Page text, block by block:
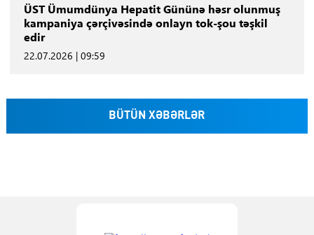
ÜST Ümumdünya Hepatit Gününə həsr olunmuş
kampaniya çərçivəsində onlayn tok-şou təşkil
edir
22.07.2026 | 09:59
BÜTÜN XƏBƏRLƏR